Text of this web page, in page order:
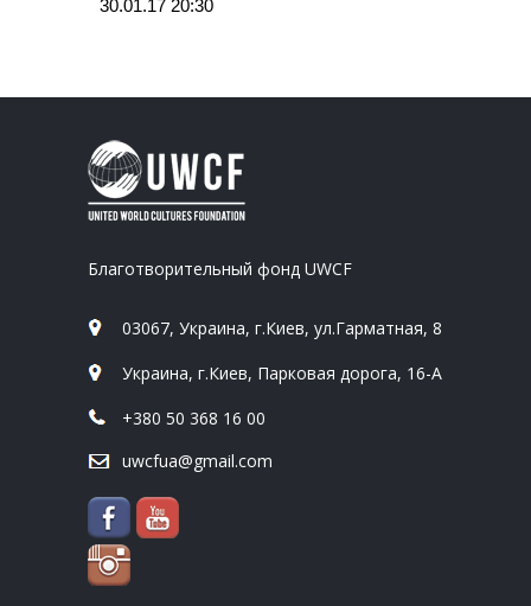
30.01.17 20:30
Благотворительный фонд UWCF
03067, Украина, г.Киев, ул.Гарматная, 8
Украина, г.Киев, Парковая дорога, 16-А
+380 50 368 16 00
uwcfua@gmail.com